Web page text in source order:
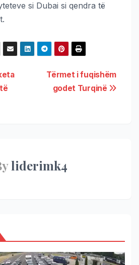
si Dubai si qendra të
Tërmet i fuqishëm
godet Turqinë
liderimk4